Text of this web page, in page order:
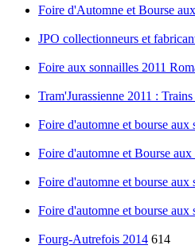
Foire d'Automne et Bourse
JPO collectionneurs et
Foire aux sonnailles 2011
Tram'Jurassienne 2011 :
Foire d'automne et bourse aux
Foire d'automne et Bourse
Foire d'automne et bourse aux
Foire d'automne et bourse aux
Fourg-Autrefois 2014 614